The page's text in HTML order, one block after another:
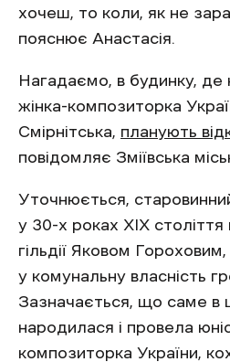
хочеш, то коли, як не
пояснює Анастасія.
Нагадаємо, в будинку,
жінка-композиторка
Смірнітська, планують
повідомляє Зміївська
Уточнюється,
у 30-х роках XIX
гільдії Яковом
у комунальну власність
Зазначається, що саме в
народилася і провела
композиторка України,